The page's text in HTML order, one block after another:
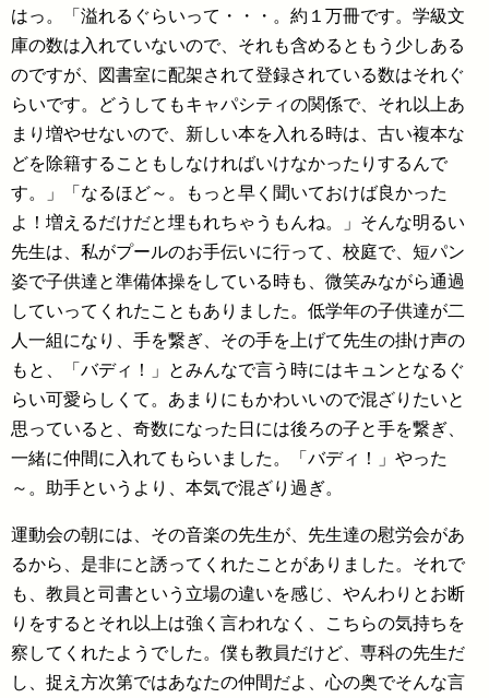
はっ。「溢れるぐらいって・・・。約１万冊です。学級文
庫の数は入れていないので、それも含めるともう少しある
のですが、図書室に配架されて登録されている数はそれぐ
らいです。どうしてもキャパシティの関係で、それ以上あ
まり増やせないので、新しい本を入れる時は、古い複本な
どを除籍することもしなければいけなかったりするんで
す。」「なるほど～。もっと早く聞いておけば良かった
よ！増えるだけだと埋もれちゃうもんね。」そんな明るい
先生は、私がプールのお手伝いに行って、校庭で、短パン
姿で子供達と準備体操をしている時も、微笑みながら通過
していってくれたこともありました。低学年の子供達が二
人一組になり、手を繋ぎ、その手を上げて先生の掛け声の
もと、「バディ！」とみんなで言う時にはキュンとなるぐ
らい可愛らしくて。あまりにもかわいいので混ざりたいと
思っていると、奇数になった日には後ろの子と手を繋ぎ、
一緒に仲間に入れてもらいました。「バディ！」やった
～。助手というより、本気で混ざり過ぎ。
運動会の朝には、その音楽の先生が、先生達の慰労会があ
るから、是非にと誘ってくれたことがありました。それで
も、教員と司書という立場の違いを感じ、やんわりとお断
りをするとそれ以上は強く言われなく、こちらの気持ちを
察してくれたようでした。僕も教員だけど、専科の先生だ
し、捉え方次第ではあなたの仲間だよ、心の奥でそんな言